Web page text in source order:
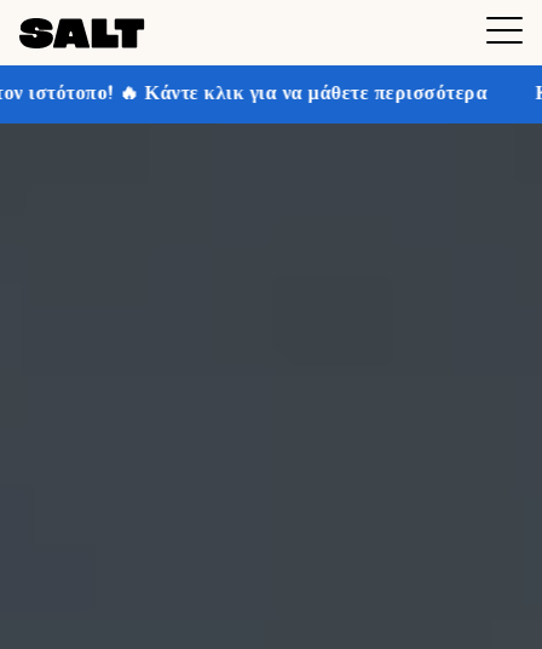
κλικ για να μάθετε περισσότερα Κερδίστε έως και